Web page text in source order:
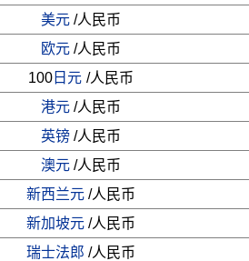
美元 /人民币
欧元 /人民币
100 日元 /人民币
港元 /人民币
英镑 /人民币
澳元 /人民币
新西兰元 /人民币
新加坡元 /人民币
瑞士法郎 /人民币